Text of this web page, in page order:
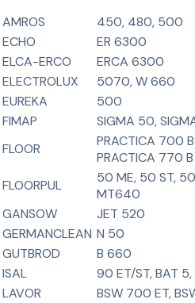
AMROS
450, 480, 500
ECHO
ER 6300
ELCA-ERCO
ERCA 6300
ELECTROLUX
5070, W 660
EUREKA
500
FIMAP
SIGMA 50,
FLOOR
PRACTICA 700
PRACTICA 770 B
FLOORPUL
50 ME, 50 ST,
MT640
GANSOW
JET 520
GERMANCLEAN N 50
GUTBROD
B 660
ISAL
90 ET/ST, BAT 5,
LAVOR
BSW 700 ET,